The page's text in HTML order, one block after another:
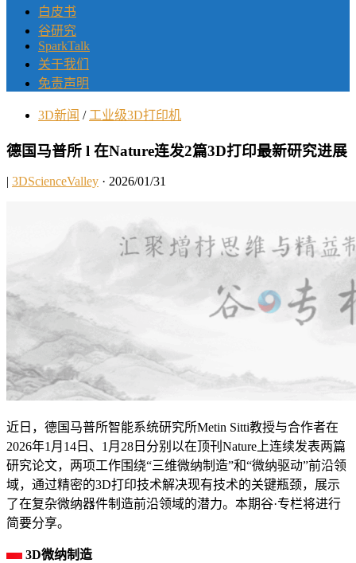
白皮书
谷研究
SparkTalk
关于我们
免责声明
3D新闻 / 工业级3D打印机
德国马普所 l 在Nature连发2篇3D打印最新研究进展
| 3DScienceValley · 2026/01/31
近日，德国马普所智能系统研究所Metin Sitti教授与合作者在
2026年1月14日、1月28日分别以在顶刊Nature上连续发表两篇
研究论文，两项工作围绕“三维微纳制造”和“微纳驱动”前沿领
域，通过精密的3D打印技术解决现有技术的关键瓶颈，展示
了在复杂微纳器件制造前沿领域的潜力。本期谷·专栏将进行
简要分享。
3D微纳制造